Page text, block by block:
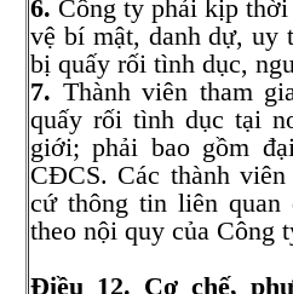
6. Công ty phải kịp
vệ bí mật, danh dự, uy
bị quấy rối tình dục,
7. Thành viên tham
quấy rối tình dục tại
giới; phải bao gồm
CĐCS. Các thành
cứ thông tin liên
theo nội quy của Công
Điều 12. Cơ chế,